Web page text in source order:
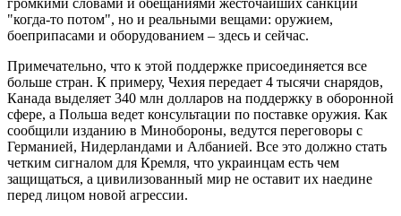
"когда-то потом", но и реальными вещами: оружием,
боеприпасами и оборудованием – здесь и сейчас.
Примечательно, что к этой поддержке присоединяется все
больше стран. К примеру, Чехия передает 4 тысячи снарядов,
Канада выделяет 340 млн долларов на поддержку в оборонной
сфере, а Польша ведет консультации по поставке оружия. Как
сообщили изданию в Минобороны, ведутся переговоры с
Германией, Нидерландами и Албанией. Все это должно стать
четким сигналом для Кремля, что украинцам есть чем
защищаться, а цивилизованный мир не оставит их наедине
перед лицом новой агрессии.